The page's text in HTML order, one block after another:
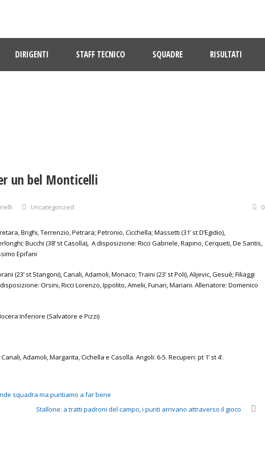
DIRIGENTI STAFF TECNICO SQUADRE RISULTATI
un bel Monticelli
Uncategorized 0
Brighi, Terrenzio, Petrara; Petronio, Cicchella; Massetti (31’ st D’Egidio),
Bucchi (38’ st Casolla), A disposizione: Ricci Gabriele, Rapino, Cerqueti, De Santis,
Epifani
(23’ st Stangoni), Canali, Adamoli, Monaco; Traini (23’ st Poli), Alijevic, Gesuè; Filiaggi
Orsini, Ricci Lorenzo, Ippolito, Amelii, Funari, Mariani. Allenatore: Domenico
Inferiore (Salvatore e Pizzi)
Adamoli, Margarita, Cichella e Casolla. Angoli: 6-5. Recuperi: pt 1’ st 4’.
squadra ma puntiamo a far bene
Stallone: a tratti padroni del campo, i punti arrivano attraverso il gioco